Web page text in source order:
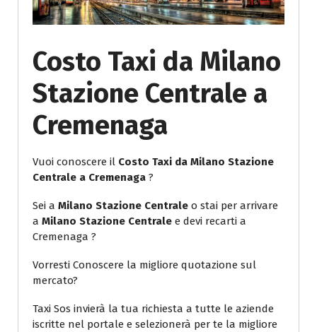
Costo Taxi da Milano
Stazione Centrale a
Cremenaga
Vuoi conoscere il Costo Taxi da Milano Stazione
Centrale a Cremenaga ?
Sei a Milano Stazione Centrale o stai per arrivare
a Milano Stazione Centrale e devi recarti a
Cremenaga ?
Vorresti Conoscere la migliore quotazione sul
mercato?
Taxi Sos invierà la tua richiesta a tutte le aziende
iscritte nel portale e selezionerà per te la migliore